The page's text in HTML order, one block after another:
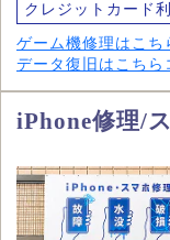
クレジットカード
ゲーム機修理はこち
データ復旧はこちら
iPhone修理/